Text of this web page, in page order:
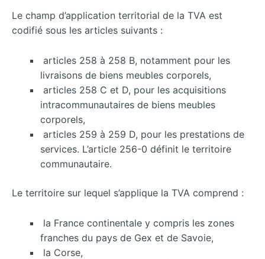
Le champ d’application territorial de la TVA est
codifié sous les articles suivants :
articles 258 à 258 B, notamment pour les
livraisons de biens meubles corporels,
articles 258 C et D, pour les acquisitions
intracommunautaires de biens meubles
corporels,
articles 259 à 259 D, pour les prestations de
services. L’article 256-0 définit le territoire
communautaire.
Le territoire sur lequel s’applique la TVA comprend :
la France continentale y compris les zones
franches du pays de Gex et de Savoie,
la Corse,